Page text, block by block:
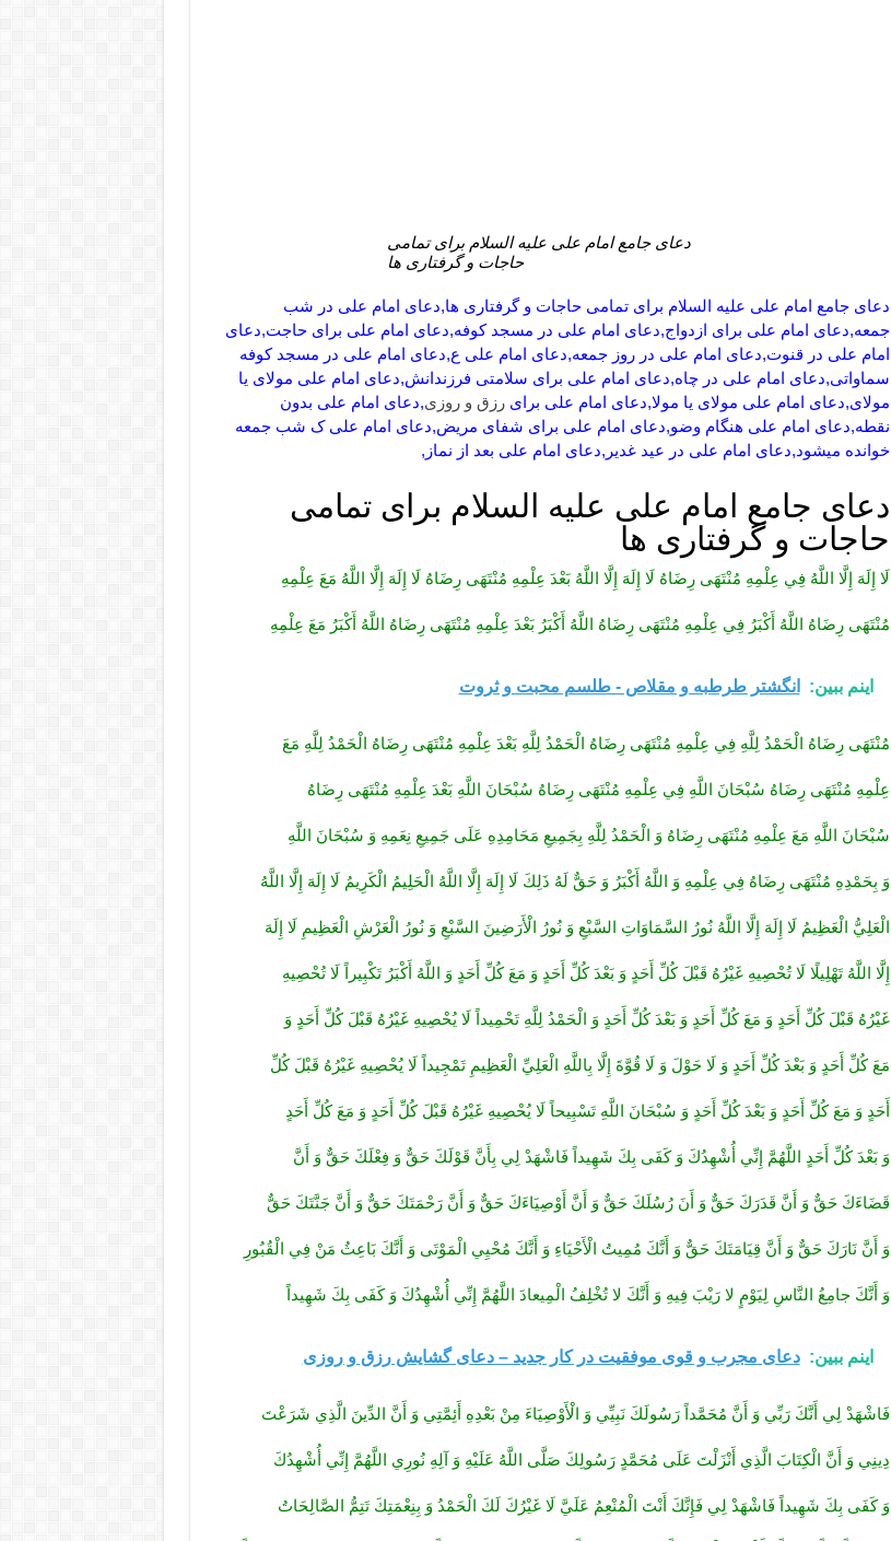
دعای جامع امام علی علیه السلام برای تمامی
حاجات و گرفتاری ها
دعای جامع امام علی علیه السلام برای تمامی حاجات و گرفتاری ها,دعای امام علی در شب
جمعه,دعای امام علی برای ازدواج,دعای امام علی در مسجد کوفه,دعای امام علی برای حاجت,دعای
امام علی در قنوت,دعای امام علی در روز جمعه,دعای امام علی ع,دعای امام علی در مسجد کوفه
سماواتی,دعای امام علی در چاه,دعای امام علی برای سلامتی فرزندانش,دعای امام علی مولای یا
مولای,دعای امام علی مولای یا مولا,دعای امام علی برایرزق و روزی,دعای امام علی بدون
نقطه,دعای امام علی هنگام وضو,دعای امام علی برای شفای مریض,دعای امام علی ک شب جمعه
خوانده میشود,دعای امام علی در عید غدیر,دعای امام علی بعد از نماز,
دعای جامع امام علی علیه السلام برای تمامی
حاجات و گرفتاری ها
لَا إِلَهَ إِلَّا اللَّهُ فِي عِلْمِهِ مُنْتَهَى رِضَاهُ لَا إِلَهَ إِلَّا اللَّهُ بَعْدَ عِلْمِهِ مُنْتَهَى رِضَاهُ لَا إِلَهَ إِلَّا اللَّهُ مَعَ عِلْمِهِ
مُنْتَهَى رِضَاهُ اللَّهُ أَكْبَرُ فِي عِلْمِهِ مُنْتَهَى رِضَاهُ اللَّهُ أَكْبَرُ بَعْدَ عِلْمِهِ مُنْتَهَى رِضَاهُ اللَّهُ أَكْبَرُ مَعَ عِلْمِهِ
اینم ببین: انگشتر طرطبه و مقلاص - طلسم محبت و ثروت
مُنْتَهَى رِضَاهُ الْحَمْدُ لِلَّهِ فِي عِلْمِهِ مُنْتَهَى رِضَاهُ الْحَمْدُ لِلَّهِ بَعْدَ عِلْمِهِ مُنْتَهَى رِضَاهُ الْحَمْدُ لِلَّهِ مَعَ
عِلْمِهِ مُنْتَهَى رِضَاهُ سُبْحَانَ اللَّهِ فِي عِلْمِهِ مُنْتَهَى رِضَاهُ سُبْحَانَ اللَّهِ بَعْدَ عِلْمِهِ مُنْتَهَى رِضَاهُ
سُبْحَانَ اللَّهِ مَعَ عِلْمِهِ مُنْتَهَى رِضَاهُ وَ الْحَمْدُ لِلَّهِ بِجَمِيعِ مَحَامِدِهِ عَلَى جَمِيعِ نِعَمِهِ وَ سُبْحَانَ اللَّهِ
وَ بِحَمْدِهِ مُنْتَهَى رِضَاهُ فِي عِلْمِهِ وَ اللَّهُ أَكْبَرُ وَ حَقٌّ لَهُ ذَلِكَ لَا إِلَهَ إِلَّا اللَّهُ الْحَلِيمُ الْكَرِيمُ لَا إِلَهَ إِلَّا اللَّهُ
الْعَلِيُّ الْعَظِيمُ لَا إِلَهَ إِلَّا اللَّهُ نُورُ السَّمَاوَاتِ السَّبْعِ وَ نُورُ الْأَرَضِينَ السَّبْعِ وَ نُورُ الْعَرْشِ الْعَظِيمِ لَا إِلَهَ
إِلَّا اللَّهُ تَهْلِيلًا لَا تُحْصِيهِ غَيْرُهُ قَبْلَ كُلِّ أَحَدٍ وَ بَعْدَ كُلِّ أَحَدٍ وَ مَعَ كُلِّ أَحَدٍ وَ اللَّهُ أَكْبَرُ تَكْبِيراً لَا تُحْصِيهِ
غَيْرُهُ قَبْلَ كُلِّ أَحَدٍ وَ مَعَ كُلِّ أَحَدٍ وَ بَعْدَ كُلِّ أَحَدٍ وَ الْحَمْدُ لِلَّهِ تَحْمِيداً لَا يُحْصِيهِ غَيْرُهُ قَبْلَ كُلِّ أَحَدٍ وَ
مَعَ كُلِّ أَحَدٍ وَ بَعْدَ كُلِّ أَحَدٍ وَ لَا حَوْلَ وَ لَا قُوَّةَ إِلَّا بِاللَّهِ الْعَلِيِّ الْعَظِيمِ تَمْجِيداً لَا يُحْصِيهِ غَيْرُهُ قَبْلَ كُلِّ
أَحَدٍ وَ مَعَ كُلِّ أَحَدٍ وَ بَعْدَ كُلِّ أَحَدٍ وَ سُبْحَانَ اللَّهِ تَسْبِيحاً لَا يُحْصِيهِ غَيْرُهُ قَبْلَ كُلِّ أَحَدٍ وَ مَعَ كُلِّ أَحَدٍ
وَ بَعْدَ كُلِّ أَحَدٍ اللَّهُمَّ إِنِّي أُشْهِدُكَ وَ كَفَى بِكَ شَهِيداً فَاشْهَدْ لِي بِأَنَّ قَوْلَكَ حَقٌّ وَ فِعْلَكَ حَقٌّ وَ أَنَّ
قَضَاءَكَ حَقٌّ وَ أَنَّ قَدَرَكَ حَقٌّ وَ أَنَ‏ رُسُلَكَ حَقٌّ وَ أَنَّ أَوْصِيَاءَكَ حَقٌّ وَ أَنَّ رَحْمَتَكَ حَقٌّ وَ أَنَّ جَنَّتَكَ حَقٌّ
وَ أَنَّ نَارَكَ حَقٌّ وَ أَنَّ قِيَامَتَكَ حَقٌّ وَ أَنَّكَ مُمِيتُ الْأَحْيَاءِ وَ أَنَّكَ مُحْيِي الْمَوْتَى وَ أَنَّكَ بَاعِثُ مَنْ فِي الْقُبُورِ
وَ أَنَّكَ جامِعُ النَّاسِ لِيَوْمٍ لا رَيْبَ فِيهِ وَ أَنَّكَ لا تُخْلِفُ الْمِيعادَ اللَّهُمَّ إِنِّي أُشْهِدُكَ وَ كَفَى بِكَ شَهِيداً
اینم ببین: دعای مجرب و قوی موفقیت در کار جدید – دعای گشایش رزق و روزی
فَاشْهَدْ لِي أَنَّكَ رَبِّي وَ أَنَّ مُحَمَّداً رَسُولَكَ نَبِيِّي وَ الْأَوْصِيَاءَ مِنْ بَعْدِهِ أَئِمَّتِي وَ أَنَّ الدِّينَ الَّذِي شَرَعْتَ
دِينِي وَ أَنَّ الْكِتَابَ الَّذِي أَنْزَلْتَ عَلَى مُحَمَّدٍ رَسُولِكَ صَلَّى اللَّهُ عَلَيْهِ وَ آلِهِ نُورِي اللَّهُمَّ إِنِّي أُشْهِدُكَ
وَ كَفَى بِكَ شَهِيداً فَاشْهَدْ لِي فَإِنَّكَ أَنْتَ الْمُنْعِمُ عَلَيَّ لَا غَيْرُكَ لَكَ الْحَمْدُ وَ بِنِعْمَتِكَ تَتِمُّ الصَّالِحَاتُ